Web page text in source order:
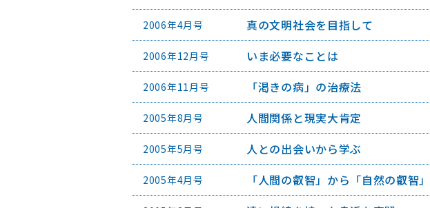
2006年4月号 真の文明社会を目指して
2006年12月号 いま必要なことは
2006年11月号 「渇きの病」の治療法
2005年8月号 人間関係と現実大肯定
2005年5月号 人との出会いから学ぶ
2005年4月号 「人間の叡智」から「自然の叡智